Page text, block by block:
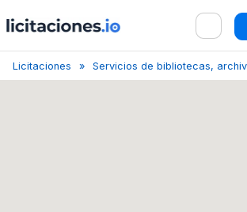
Licitaciones Servicios de bibliotecas,